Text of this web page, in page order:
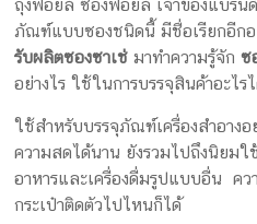
กล่อง
รับ
ผลิต
ครีม
รับ
ผลิต
กล่อง
ถุงฟอยล์ ซองฟอยล์ เจ้าของแบรน
ภัณฑ์แบบซองชนิดนี้ มีชื่อเรียกอีกอ
รับผลิตซองซาเช่ มาทำความรู้จักซ
อย่างไร ใช้ในการบรรจุสินค้าอะไร
ใช้สำหรับบรรจุภัณฑ์เครื่องสำอางอ
ความสดได้นาน ยังรวมไปถึงนิยม
อาหารและเครื่องดื่มรูปแบบอื่น ค
กระเป๋าติดตัวไปไหนก็ได้